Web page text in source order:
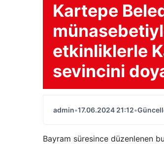
Kartepe
etkinliklerle
sevincini
admin•17.06.2024 21:12•
Bayram süresince düzenlenen